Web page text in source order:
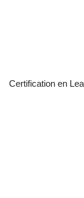
Certification en